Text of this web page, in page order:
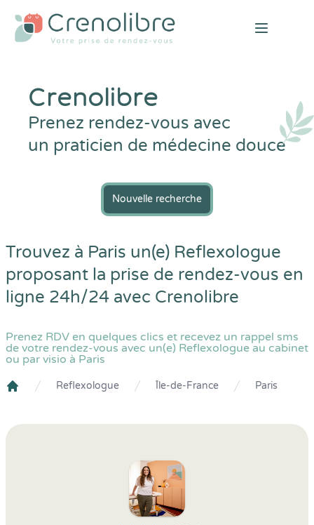
Open
Crenolibre
Prenez rendez-vous avec
un praticien de médecine douce
Nouvelle recherche
Trouvez à Paris un(e) Reflexologue
proposant la prise de rendez-vous en
ligne 24h/24 avec Crenolibre
Prenez RDV en quelques clics et recevez un rappel sms
de votre rendez-vous avec un(e) Reflexologue au cabinet
ou par visio à Paris
Reflexologue Île-de-France Paris